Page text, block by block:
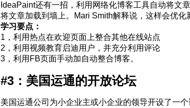
IdeaPaint还有一招，利用网络化博客工具自动将文
将文章加载到墙上。Mari Smith解释说，这样会优化
学习要点：
1，利用热点在欢迎页面上整合其他在线站点
2，利用视频教育启迪用户，并充分利用评论
3，利用FB页面手动加自动整合博客。
#3：美国运通的开放论坛
美国运通公司为小企业主或小企业的领导开设了一